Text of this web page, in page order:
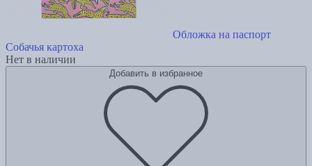
Обложка на паспорт
Собачья картоха
Нет в наличии
Добавить в избранное